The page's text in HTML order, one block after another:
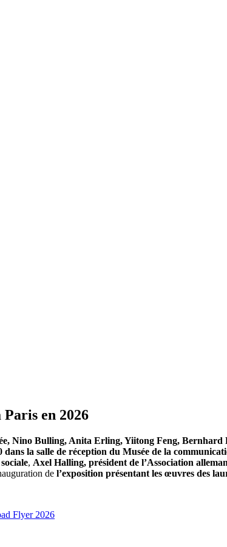
Paris en 2026
Nino Bulling, Anita Erling, Yiitong Feng,
dans la salle de réception du Musée de la
, Axel Halling, président de l’Association
de l’exposition présentant les œuvres des
Flyer 2026